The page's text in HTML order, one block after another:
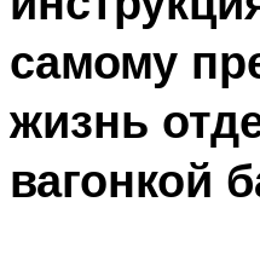
самому
жизнь
вагонкой